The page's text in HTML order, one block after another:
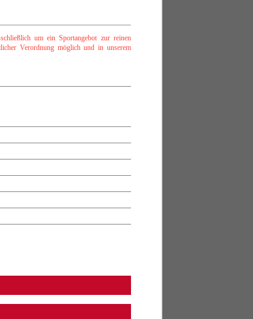
um ein Sportangebot zur reinen
Verordnung möglich und in unserem